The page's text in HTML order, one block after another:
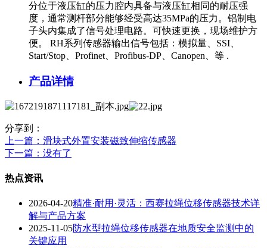
分位于液压缸的压力腔内具备与液压缸相同的耐压强
度，通常测杆部分能够经受高达35MPa的压力。铝制电
子头内集成了信号处理电路。可快速更换，现场维护方
便。 RH系列传感器输出信号包括：模拟量、SSI、
Start/Stop、Profinet、Profibus-DP、Canopen、等 .
产品详情
分享到：
上一篇 ：滑块式外置安装磁致伸缩传感器
下一篇 ：没有了
热点资讯
2026-04-20精准·耐用·灵活：西赛拉绳位移传感器技术详
解与产品方案
2025-11-05防水型拉绳位移传感器在地质安全监测中的
关键应用